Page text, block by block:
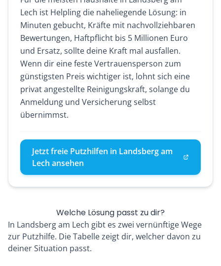
Lech ist Helpling die naheliegende Lösung: in
Minuten gebucht, Kräfte mit nachvollziehbaren
Bewertungen, Haftpflicht bis 5 Millionen Euro
und Ersatz, sollte deine Kraft mal ausfallen.
Wenn dir eine feste Vertrauensperson zum
günstigsten Preis wichtiger ist, lohnt sich eine
privat angestellte Reinigungskraft, solange du
Anmeldung und Versicherung selbst
übernimmst.
Jetzt freie Putzhilfen in Landsberg am
Lech ansehen
Welche Lösung passt zu dir?
In Landsberg am Lech gibt es zwei vernünftige Wege
zur Putzhilfe. Die Tabelle zeigt dir, welcher davon zu
deiner Situation passt.